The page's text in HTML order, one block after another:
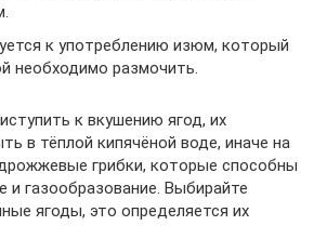
к употреблению изюм, который
необходимо размочить.
к вкушению ягод, их
в тёплой кипячёной воде, иначе на
грибки, которые способны
и газообразование. Выбирайте
ягоды, это определяется их